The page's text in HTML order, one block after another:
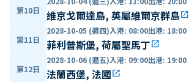
第10日 維京戈爾達島, 英屬維爾京群島open_in_new
第11日
2028-10-05 (週四)入港: 08:00出港: 18:00
菲利普斯堡, 荷屬聖馬丁open_in_new
第12日
2028-10-06 (週五)入港: 09:00出港: 19:00
法蘭西堡, 法國open_in_new